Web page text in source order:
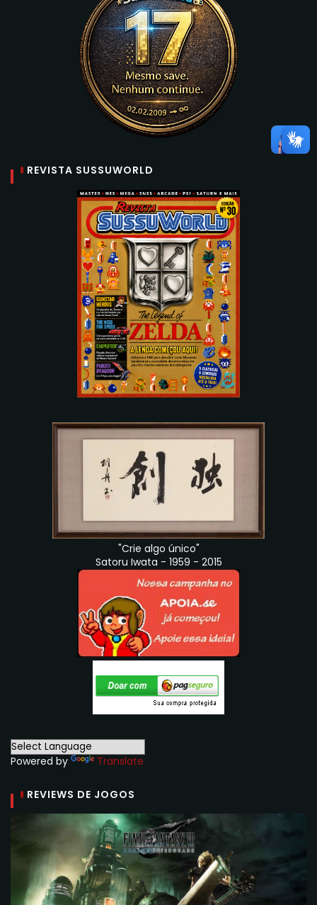
REVISTA SUSSUWORLD
"Crie algo único"
Satoru Iwata - 1959 - 2015
Powered by Translate
REVIEWS DE JOGOS